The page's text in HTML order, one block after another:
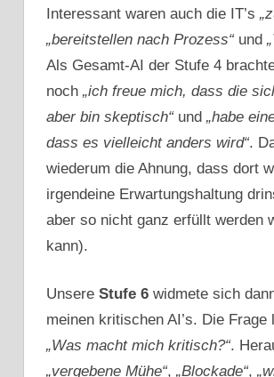
Interessant waren auch die IT’s
„bereitstellen nach Prozess“ und
Als Gesamt-AI der Stufe 4
noch „ich freue mich, dass die
aber bin skeptisch“ und „habe
dass es vielleicht anders wird“.
wiederum die Ahnung, dass dort
irgendeine Erwartungshaltung
aber so nicht ganz erfüllt werden
kann).
Unsere Stufe 6 widmete sich
meinen kritischen AI’s. Die Frage
„Was macht mich kritisch?“.
„vergebene Mühe“, „Blockade“,